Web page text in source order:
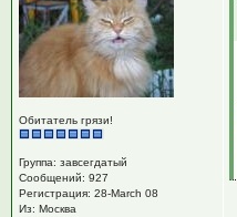
Обитатель грязи!
Группа: завсегдатый
Сообщений: 927
Регистрация: 28-March 08
Из: Москва